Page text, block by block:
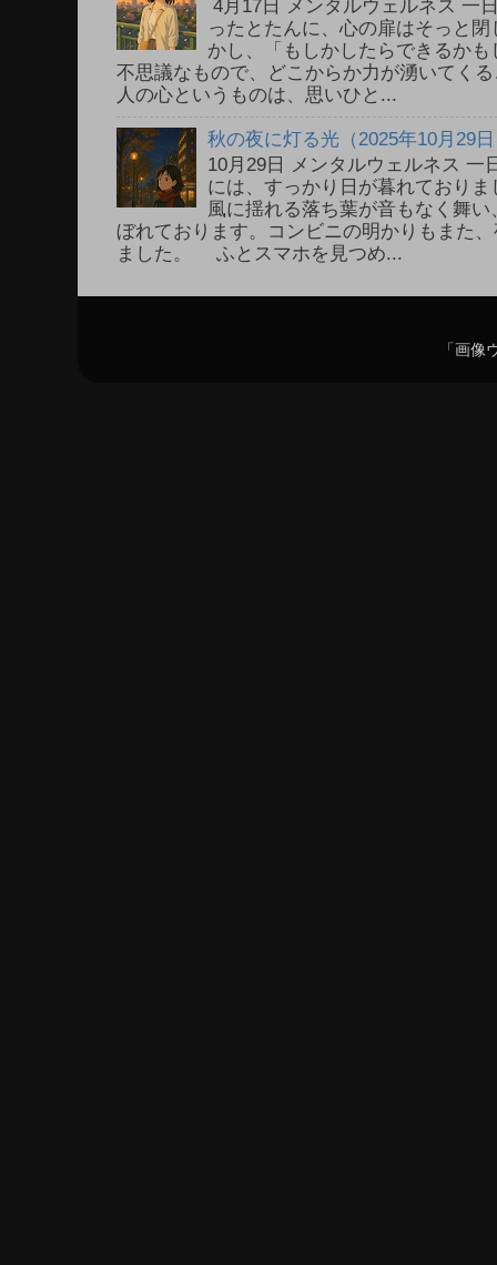
4月17日 メンタルウェルネス
ったとたんに、心の扉はそっと
かし、「もしかしたらできるか
不思議なもので、どこからか力が湧いて
人の心というものは、思いひと...
秋の夜に灯る光（2025年10月29
10月29日 メンタルウェルネス
には、すっかり日が暮れており
風に揺れる落ち葉が音もなく舞
ぼれております。コンビニの明かりもまた
ました。 ふとスマホを見つめ...
「画